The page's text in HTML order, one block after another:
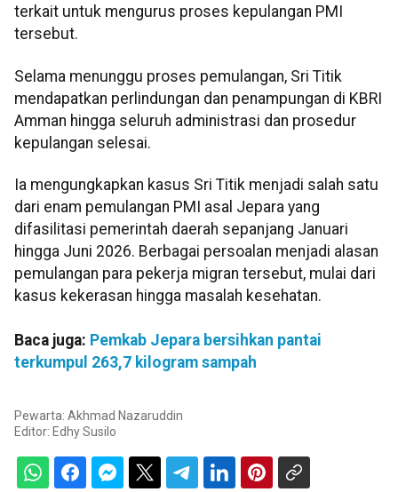
terkait untuk mengurus proses kepulangan PMI
tersebut.
Selama menunggu proses pemulangan, Sri Titik
mendapatkan perlindungan dan penampungan di KBRI
Amman hingga seluruh administrasi dan prosedur
kepulangan selesai.
Ia mengungkapkan kasus Sri Titik menjadi salah satu
dari enam pemulangan PMI asal Jepara yang
difasilitasi pemerintah daerah sepanjang Januari
hingga Juni 2026. Berbagai persoalan menjadi alasan
pemulangan para pekerja migran tersebut, mulai dari
kasus kekerasan hingga masalah kesehatan.
Baca juga: Pemkab Jepara bersihkan pantai
terkumpul 263,7 kilogram sampah
Pewarta: Akhmad Nazaruddin
Editor: Edhy Susilo